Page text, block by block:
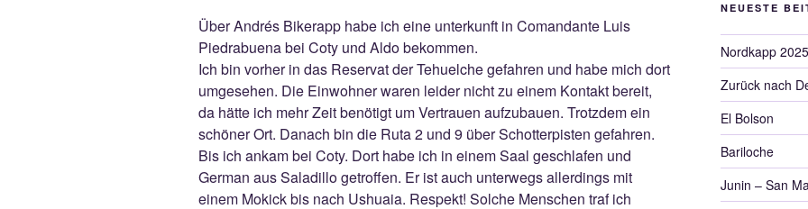
Über Andrés Bikerapp habe ich eine unterkunft in Comandante Luis
Piedrabuena bei Coty und Aldo bekommen.
Ich bin vorher in das Reservat der Tehuelche gefahren und habe mich dort
umgesehen. Die Einwohner waren leider nicht zu einem Kontakt bereit,
da hätte ich mehr Zeit benötigt um Vertrauen aufzubauen. Trotzdem ein
schöner Ort. Danach bin die Ruta 2 und 9 über Schotterpisten gefahren.
Bis ich ankam bei Coty. Dort habe ich in einem Saal geschlafen und
German aus Saladillo getroffen. Er ist auch unterwegs allerdings mit
einem Mokick bis nach Ushuaia. Respekt! Solche Menschen traf ich
NEUESTE
Nordkapp 2025
Zurück nach
El Bolson
Bariloche
Junin – San